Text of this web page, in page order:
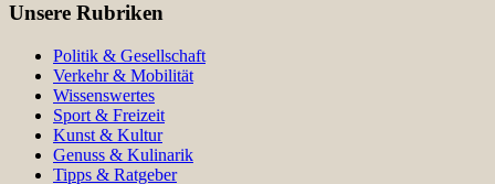
Unsere Rubriken
Politik & Gesellschaft
Verkehr & Mobilität
Wissenswertes
Sport & Freizeit
Kunst & Kultur
Genuss & Kulinarik
Tipps & Ratgeber